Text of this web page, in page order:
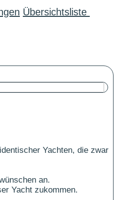
Übersichtsliste
Yachten, die zwar
an.
Yacht zukommen.